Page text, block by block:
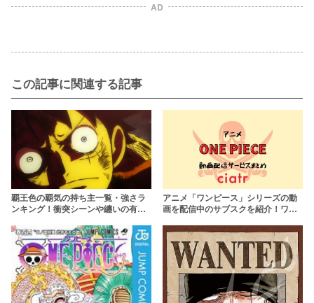
AD
この記事に関連する記事
覇王色の覇気の持ち主一覧・強さラ
ンキング！衝突シーンや纏いの有無
アニメ「ワンピース」シリーズの動
画を配信中のサブスクを紹介！ワノ